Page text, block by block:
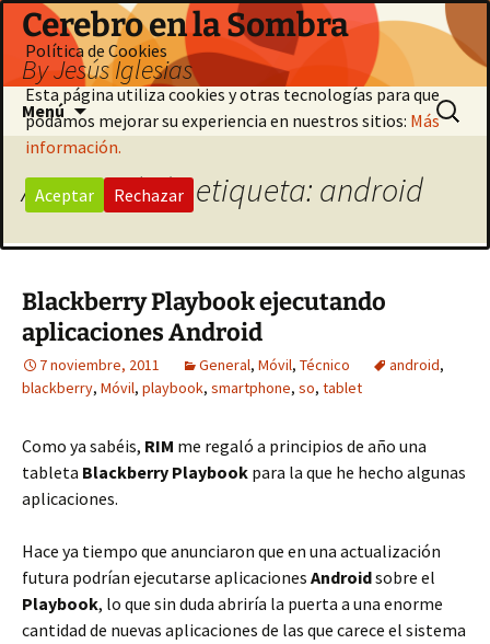
Saltar
contenido
Cerebro en la Sombra
By Jesús Iglesias
Menú Buscar:
Archivo de la etiqueta: android
Blackberry Playbook ejecutando
aplicaciones Android
7 noviembre, 2011 General, Móvil, Técnico android,
blackberry, Móvil, playbook, smartphone, so, tablet
Como ya sabéis, RIM me regaló a principios de año una
tableta Blackberry Playbook para la que he hecho algunas
aplicaciones.
Hace ya tiempo que anunciaron que en una actualización
futura podrían ejecutarse aplicaciones Androidsobre el
Playbook, lo que sin duda abriría la puerta a una enorme
cantidad de nuevas aplicaciones de las que carece el sistema
Política de Cookies
Esta página utiliza cookies y otras tecnologías para que
podamos mejorar su experiencia en nuestros sitios: Más
información.
Aceptar Rechazar